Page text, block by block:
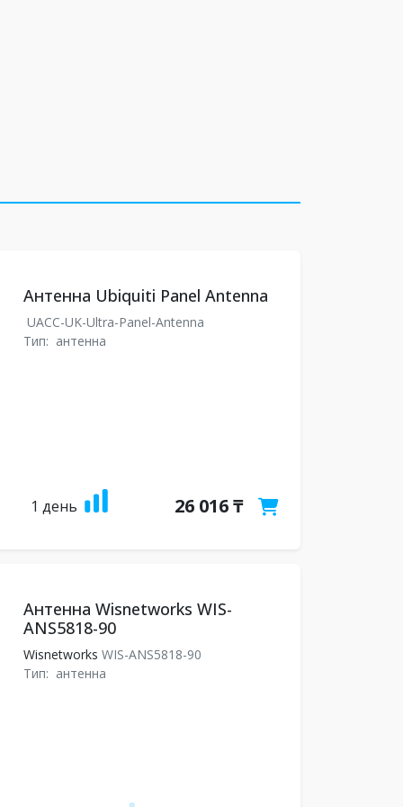
Антенна Ubiquiti Panel Antenna
UACC-UK-Ultra-Panel-Antenna
Тип: антенна
1 день 26 016 ₸
Антенна Wisnetworks WIS-
ANS5818-90
Wisnetworks WIS-ANS5818-90
Тип: антенна